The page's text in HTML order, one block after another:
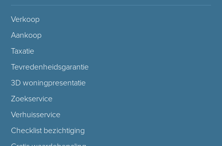
Verkoop
Aankoop
Taxatie
Tevredenheidsgarantie
3D woningpresentatie
Zoekservice
Verhuisservice
Checklist bezichtiging